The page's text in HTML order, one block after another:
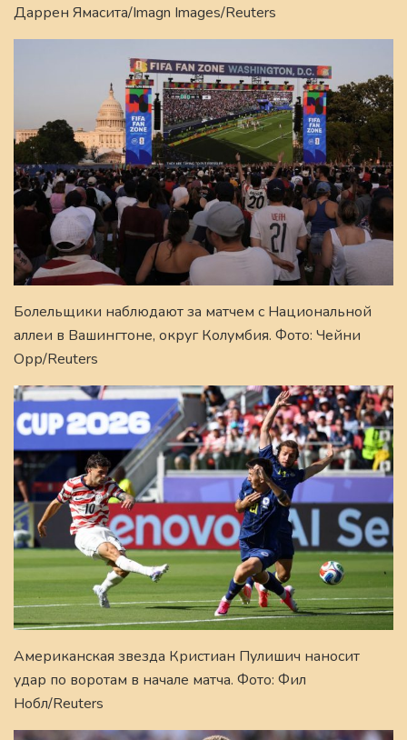
Даррен Ямасита/Imagn Images/Reuters
Болельщики наблюдают за матчем с Национальной
аллеи в Вашингтоне, округ Колумбия. Фото: Чейни
Орр/Reuters
Американская звезда Кристиан Пулишич наносит
удар по воротам в начале матча. Фото: Фил
Нобл/Reuters